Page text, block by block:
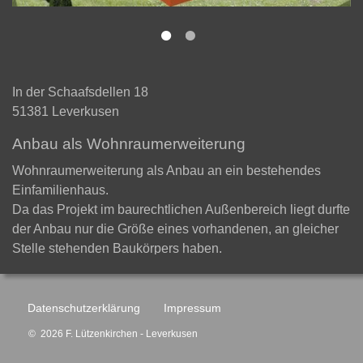
In der Schaafsdellen 18
51381 Leverkusen
Anbau als Wohnraumerweiterung
Wohnraumerweiterung als Anbau an ein bestehendes
Einfamilienhaus.
Da das Projekt im baurechtlichen Außenbereich liegt durfte
der Anbau nur die Größe eines vorhandenen, an gleicher
Stelle stehenden Baukörpers haben.
Datenschutzerklärung Impressum
© 2026 F. Lützenkirchen - Leverkusen